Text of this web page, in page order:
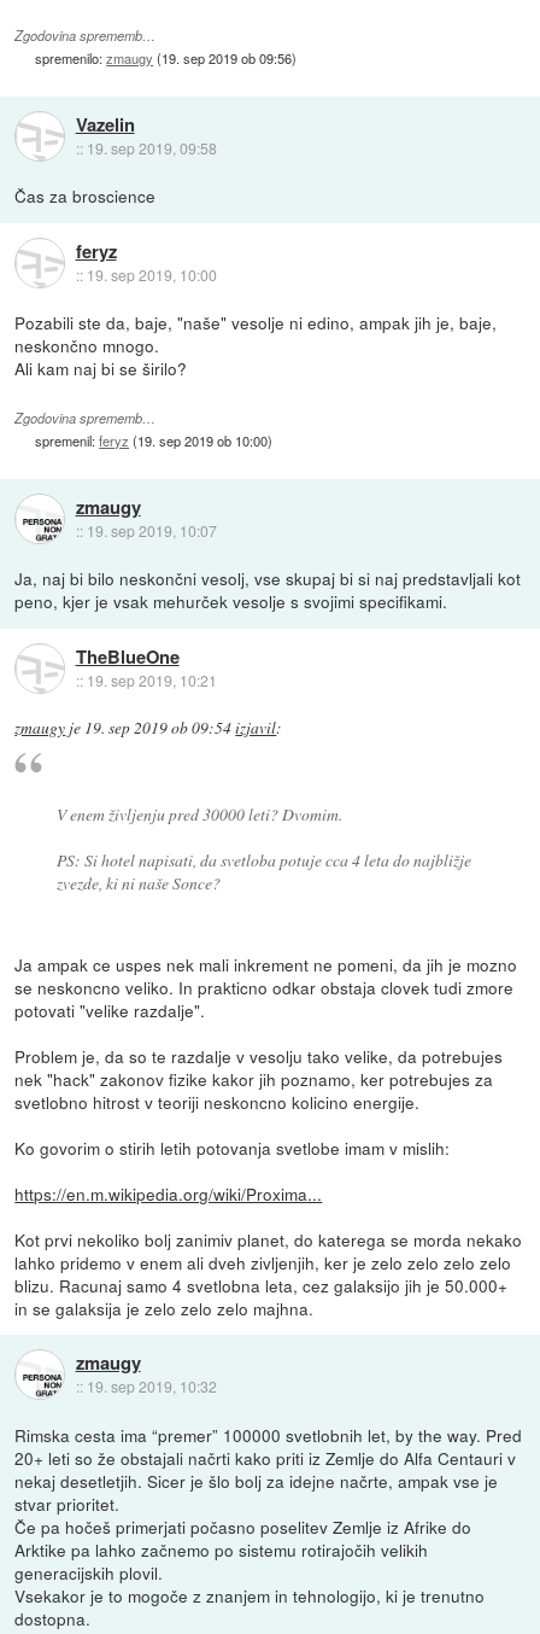
Zgodovina sprememb…
spremenilo:zmaugy (19. sep 2019 ob 09:56)
Vazelin
:: 19. sep 2019, 09:58
Čas za broscience
feryz
:: 19. sep 2019, 10:00
Pozabili ste da, baje, "naše" vesolje ni edino, ampak jih je, baje,
neskončno mnogo.
Ali kam naj bi se širilo?
Zgodovina sprememb…
spremenil:feryz (19. sep 2019 ob 10:00)
zmaugy
:: 19. sep 2019, 10:07
Ja, naj bi bilo neskončni vesolj, vse skupaj bi si naj predstavljali kot
peno, kjer je vsak mehurček vesolje s svojimi specifikami.
TheBlueOne
:: 19. sep 2019, 10:21
zmaugy je 19. sep 2019 ob 09:54izjavil:
V enem življenju pred 30000 leti? Dvomim.
PS: Si hotel napisati, da svetloba potuje cca 4 leta do najbližje
zvezde, ki ni naše Sonce?
Ja ampak ce uspes nek mali inkrement ne pomeni, da jih je mozno
se neskoncno veliko. In prakticno odkar obstaja clovek tudi zmore
potovati "velike razdalje".
Problem je, da so te razdalje v vesolju tako velike, da potrebujes
nek "hack" zakonov fizike kakor jih poznamo, ker potrebujes za
svetlobno hitrost v teoriji neskoncno kolicino energije.
Ko govorim o stirih letih potovanja svetlobe imam v mislih:
https://en.m.wikipedia.org/wiki/Proxima...
Kot prvi nekoliko bolj zanimiv planet, do katerega se morda nekako
lahko pridemo v enem ali dveh zivljenjih, ker je zelo zelo zelo zelo
blizu. Racunaj samo 4 svetlobna leta, cez galaksijo jih je 50.000+
in se galaksija je zelo zelo zelo majhna.
zmaugy
:: 19. sep 2019, 10:32
Rimska cesta ima “premer” 100000 svetlobnih let, by the way. Pred
20+ leti so že obstajali načrti kako priti iz Zemlje do Alfa Centauri v
nekaj desetletjih. Sicer je šlo bolj za idejne načrte, ampak vse je
stvar prioritet.
Če pa hočeš primerjati počasno poselitev Zemlje iz Afrike do
Arktike pa lahko začnemo po sistemu rotirajočih velikih
generacijskih plovil.
Vsekakor je to mogoče z znanjem in tehnologijo, ki je trenutno
dostopna.